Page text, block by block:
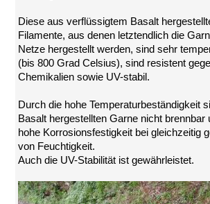
Substratmatte
Impressum
Datenschutz
Suche
MENÜ
Composit®
Flinke
Hecke®
RepoFloat®
Repotex®
Diese aus verflüssigtem Basalt
Filamente, aus denen letztendlich die
Netze hergestellt werden, sind sehr
(bis 800 Grad Celsius), sind resistent
Chemikalien sowie UV-stabil.
Durch die hohe Temperaturbeständigkeit
Basalt hergestellten Garne nicht brennbar
hohe Korrosionsfestigkeit bei gleichzeitig
von Feuchtigkeit.
Auch die UV-Stabilität ist gewährleistet.